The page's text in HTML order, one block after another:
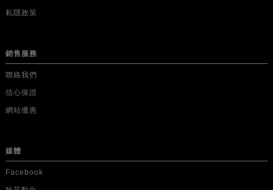
私隱政策
銷售服務
聯絡我們
信心保證
網站優惠
媒體
Facebook